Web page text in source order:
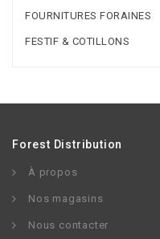
FOURNITURES FORAINES
FESTIF & COTILLONS
Forest Distribution
À propos
Nos magasins
Nous contacter